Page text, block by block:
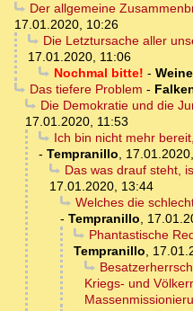
Der allgemeine
17.01.2020, 10:26
Die Letztursache aller
17.01.2020, 11:06
Nochmal bitte! -
Das tiefere Problem -
Die Demokratie und die
17.01.2020, 11:53
Ich bin nicht mehr
- Tempranillo,
Das was drauf steht,
17.01.2020, 13:44
Welches die
- Tempranillo,
Phantastische
Tempranillo,
Kriegs- und